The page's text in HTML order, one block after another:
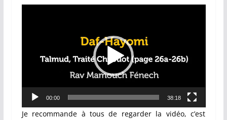
00:00 38:18
Je recommande à tous de regarder la vidéo, c’est